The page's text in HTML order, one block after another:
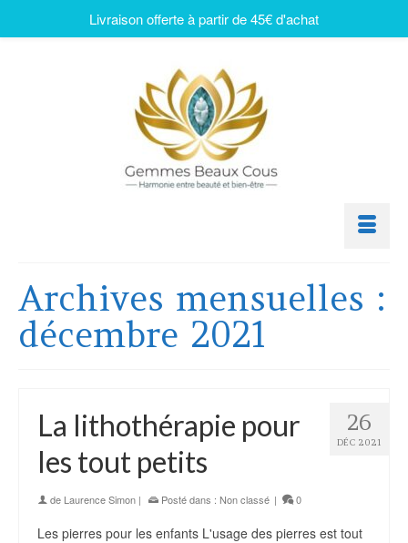
Archives mensuelles :
décembre 2021
26
DÉC 2021
La lithothérapie pour
les tout petits
de Laurence Simon | Posté dans : Non classé | 0
Les pierres pour les enfants L'usage des pierres est tout
Livraison offerte à partir de 45€ d'achat